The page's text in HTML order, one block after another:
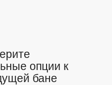
опции к
бане